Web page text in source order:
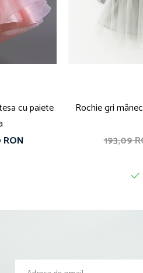
cu paiete
Rochie gri
193,09